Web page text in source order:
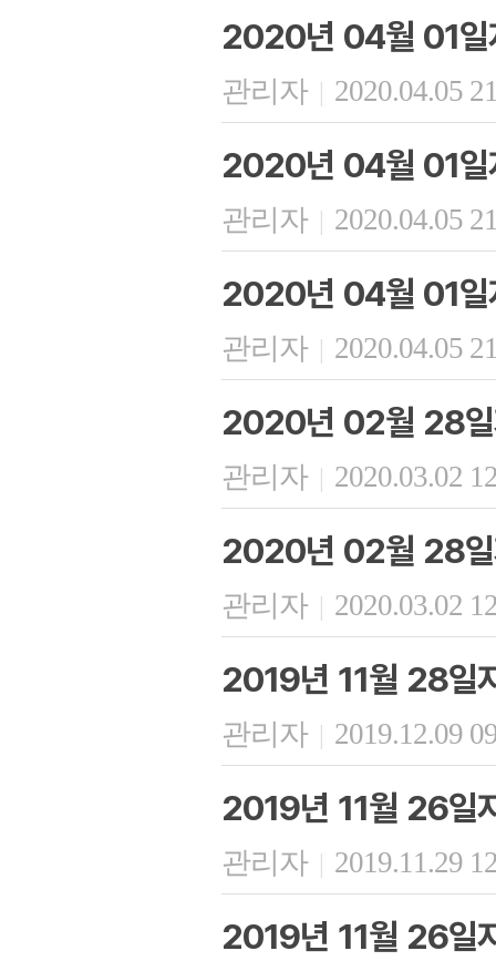
2020년 04월 01일
관리자 | 2020.04.05
2020년 04월 01일
관리자 | 2020.04.05
2020년 04월 01일
관리자 | 2020.04.05
2020년 02월 28일
관리자 | 2020.03.02
2020년 02월 28일
관리자 | 2020.03.02
2019년 11월 28일
관리자 | 2019.12.09
2019년 11월 26일
관리자 | 2019.11.29
2019년 11월 26일